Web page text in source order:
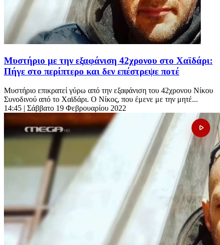
Μυστήριο με την εξαφάνιση 42χρονου στο Χαϊδάρι:
Πήγε στο περίπτερο και δεν επέστρεψε ποτέ
Μυστήριο επικρατεί γύρω από την εξαφάνιση του 42χρονου Νίκου
Συνοδινού από το Χαϊδάρι. Ο Νίκος, που έμενε με την μητέ...
14:45 | Σάββατο 19 Φεβρουαρίου 2022